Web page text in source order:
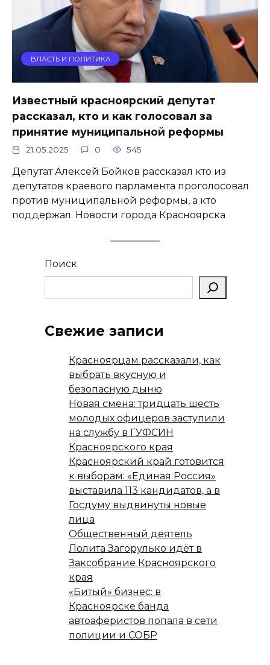
ВЛАСТЬ И ПОЛИТИКА
Известный красноярский депутат
рассказал, кто и как голосовал за
принятие муниципальной реформы
21.05.2025 0 545
Депутат Алексей Бойков рассказал кто из
депутатов краевого парламента проголосовал
против муниципальной реформы, а кто
поддержал. Новости города Красноярска
Поиск
Свежие записи
Красноярцам рассказали, как
выбрать вкусную и
безопасную дыню
Новая смена: тридцать шесть
молодых офицеров заступили
на службу в ГУФСИН
Красноярского края
Красноярский край готовится
к выборам: «Единая Россия»
выставила 113 кандидатов, а в
Госдуму выдвинуты новые
лица
Общественный деятель
Лолита Загорулько идёт в
Заксобрание Красноярского
края
«Битый» бизнес: в
Красноярске банда
автоаферистов попала в сети
полиции и СОБР